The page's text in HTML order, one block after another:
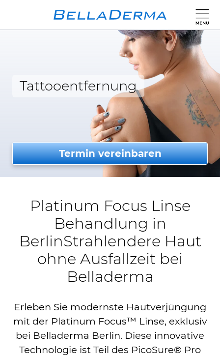
Tattooentfernung
Termin vereinbaren
Platinum Focus Linse
Behandlung in
BerlinStrahlendere Haut
ohne Ausfallzeit bei
Belladerma
Erleben Sie modernste Hautverjüngung
mit der Platinum Focus™ Linse, exklusiv
bei Belladerma Berlin. Diese innovative
Technologie ist Teil des PicoSure® Pro